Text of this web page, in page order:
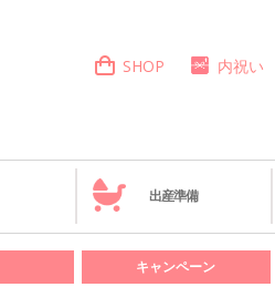
SHOP 内祝い
出産準備
キャンペーン